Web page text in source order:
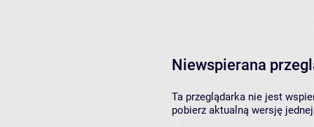
Niewspierana
Ta przeglądarka nie jest
pobierz aktualną wersję